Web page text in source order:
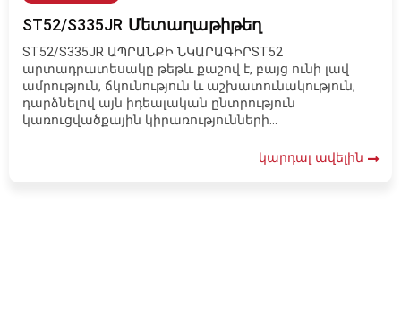
ST52/S335JR Մետաղաթիթեղ
ST52/S335JR ԱՊՐԱՆՔԻ ՆԿԱՐԱԳԻՐST52
արտադրատեսակը թեթև քաշով է, բայց ունի լավ
ամրություն, ճկունություն և աշխատունակություն,
դարձնելով այն իդեալական ընտրություն
կառուցվածքային կիրառությունների...
կարդալ ավելին